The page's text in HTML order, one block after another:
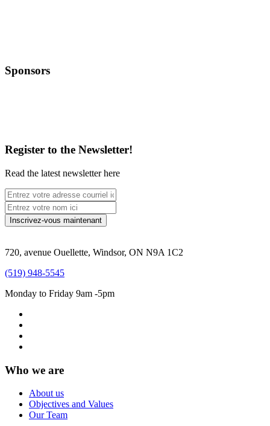
Sponsors
Register to the Newsletter!
Read the latest newsletter here
720, avenue Ouellette, Windsor, ON N9A 1C2
(519) 948-5545
Monday to Friday 9am -5pm
Who we are
About us
Objectives and Values
Our Team